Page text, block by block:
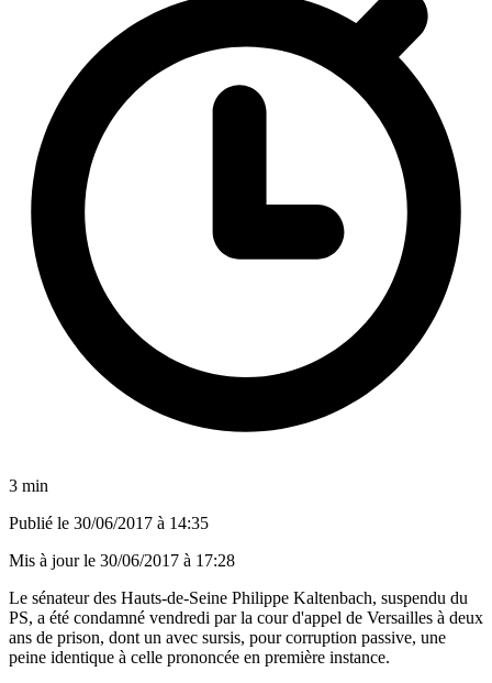
3 min
Publié le 30/06/2017 à 14:35
Mis à jour le 30/06/2017 à 17:28
Le sénateur des Hauts-de-Seine Philippe Kaltenbach, suspendu du
PS, a été condamné vendredi par la cour d'appel de Versailles à deux
ans de prison, dont un avec sursis, pour corruption passive, une
peine identique à celle prononcée en première instance.